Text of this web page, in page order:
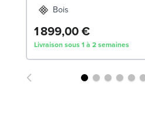
Bois
1 899,00 €
Livraison sous 1 à 2 semaines